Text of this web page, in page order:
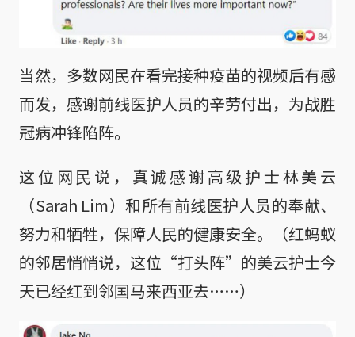
当然，多数网民在看完接种疫苗的视频后有感
而发，感谢前线医护人员的辛劳付出，为战胜
冠病冲锋陷阵。
这位网民说，真诚感谢高级护士林美云
（Sarah Lim）和所有前线医护人员的奉献、
努力和牺牲，保障人民的健康安全。（红蚂蚁
的邻居悄悄说，这位“打头阵”的美云护士今
天已经红到邻国马来西亚去……）